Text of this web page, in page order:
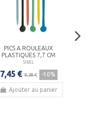
PICS A ROULEAUX
PLASTIQUES 7,7 CM
SIBEL
7,45 € 8,28 € -10%
Ajouter au panier